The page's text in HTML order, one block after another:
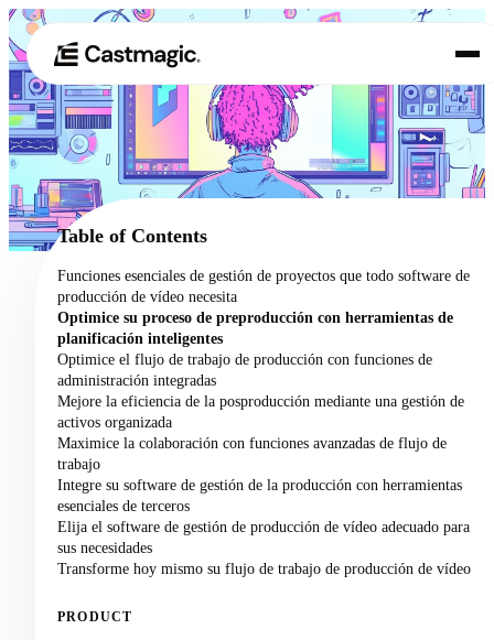
01 Producto
02 Casos de uso
Precios
Acerca de nosotros
Table of Contents
Funciones esenciales de gestión de proyectos que todo software de
producción de vídeo necesita
Optimice su proceso de preproducción con herramientas de
planificación inteligentes
Optimice el flujo de trabajo de producción con funciones de
administración integradas
Mejore la eficiencia de la posproducción mediante una gestión de
activos organizada
Maximice la colaboración con funciones avanzadas de flujo de
trabajo
Integre su software de gestión de la producción con herramientas
esenciales de terceros
Elija el software de gestión de producción de vídeo adecuado para
sus necesidades
Transforme hoy mismo su flujo de trabajo de producción de vídeo
PRODUCT